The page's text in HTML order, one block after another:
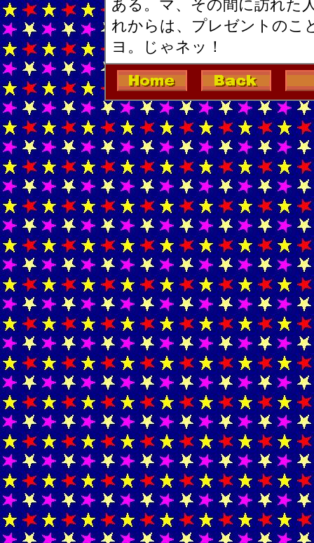
ある。マ、その間に訪れた
れからは、プレゼントのこ
ヨ。じゃネッ！